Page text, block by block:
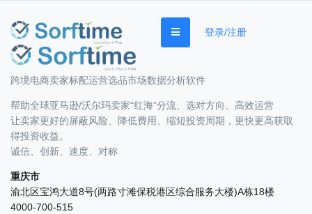
登录/注册
跨境电商卖家标配运营选品市场数据分析软件
帮助全球亚马逊/沃尔玛卖家“红海”分流、选对方向、高效运营
让卖家更好的屏蔽风险、降低费用、缩短投资周期，更快更高获取
得投资收益。
诚信、创新、速度、对称
重庆市
渝北区宝鸿大道8号(两路寸滩保税港区综合服务大楼)A栋18楼
4000-700-515